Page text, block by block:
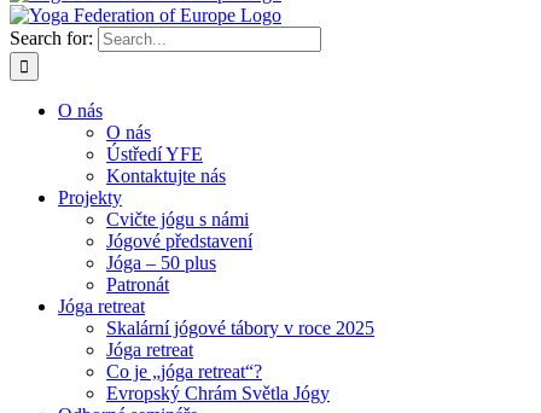
Search for:
O nás
O nás
Ústředí YFE
Kontaktujte nás
Projekty
Cvičte jógu s námi
Jógové představení
Jóga – 50 plus
Patronát
Jóga retreat
Skalární jógové tábory v roce 2025
Jóga retreat
Co je „jóga retreat“?
Evropský Chrám Světla Jógy